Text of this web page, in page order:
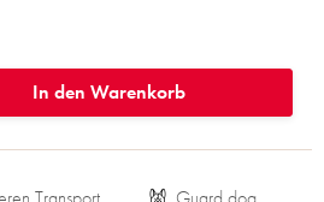
In den Warenkorb